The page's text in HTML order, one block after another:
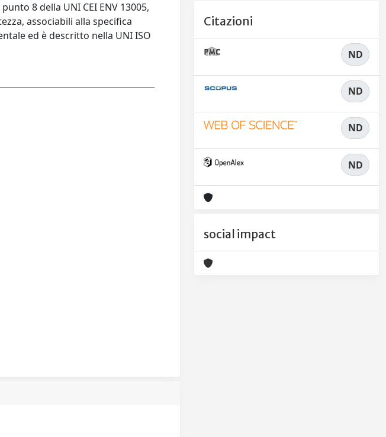
8 della UNI CEI ENV 13005,
associabili alla specifica
ed è descritto nella UNI ISO
Citazioni
ND
ND
ND
ND
social impact